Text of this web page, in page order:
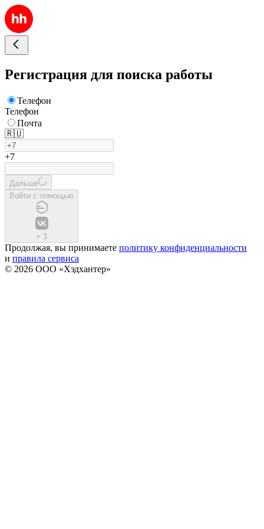
Регистрация для поиска работы
Телефон
Телефон
Почта
🇷🇺
+7
Дальше
Войти с помощью
+ 3
Продолжая, вы принимаете политику конфиденциальности
и правила сервиса
© 2026 ООО «Хэдхантер»